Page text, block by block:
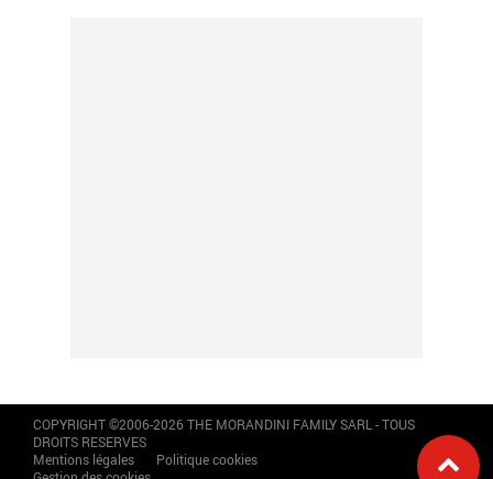
COPYRIGHT ©2006-2026 THE MORANDINI FAMILY SARL - TOUS
DROITS RESERVES
Mentions légales
Politique cookies